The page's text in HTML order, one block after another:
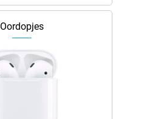
Oordopjes